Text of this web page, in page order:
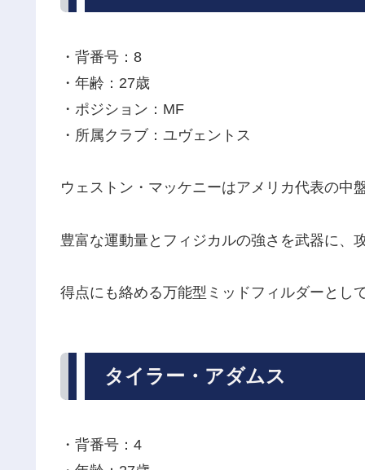
・背番号：8
・年齢：27歳
・ポジション：MF
・所属クラブ：ユヴェントス
ウェストン・マッケニーはアメリカ代表の中
豊富な運動量とフィジカルの強さを武器に、
得点にも絡める万能型ミッドフィルダーとし
タイラー・アダムス
・背番号：4